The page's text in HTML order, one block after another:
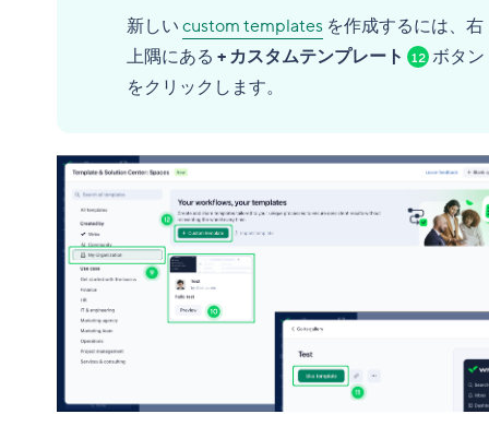
新しいcustom templates を作成するには、右
上隅にある + カスタムテンプレート 12 ボタン
をクリックします。